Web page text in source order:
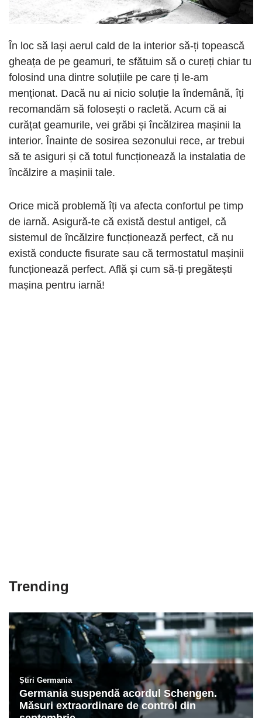
În loc să lași aerul cald de la interior să-ți topească
gheața de pe geamuri, te sfătuim să o cureți chiar tu
folosind una dintre soluțiile pe care ți le-am
menționat. Dacă nu ai nicio soluție la îndemână, îți
recomandăm să folosești o racletă. Acum că ai
curățat geamurile, vei grăbi și încălzirea mașinii la
interior. Înainte de sosirea sezonului rece, ar trebui
să te asiguri și că totul funcționează la instalatia de
încălzire a mașinii tale.
Orice mică problemă îți va afecta confortul pe timp
de iarnă. Asigură-te că există destul antigel, că
sistemul de încălzire funcționează perfect, că nu
există conducte fisurate sau că termostatul mașinii
funcționează perfect. Află și cum să-ți pregătești
mașina pentru iarnă!
Trending